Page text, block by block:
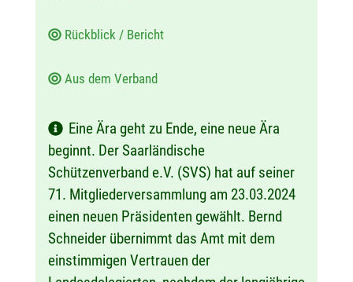
Rückblick / Bericht
Aus dem Verband
Eine Ära geht zu Ende, eine neue Ära
beginnt. Der Saarländische
Schützenverband e.V. (SVS) hat auf seiner
71. Mitgliederversammlung am 23.03.2024
einen neuen Präsidenten gewählt. Bernd
Schneider übernimmt das Amt mit dem
einstimmigen Vertrauen der